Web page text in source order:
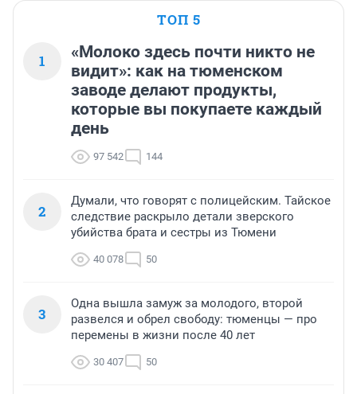
ТОП 5
1
«Молоко здесь почти никто не
видит»: как на тюменском
заводе делают продукты,
которые вы покупаете каждый
день
97 542 144
2
Думали, что говорят с полицейским. Тайское
следствие раскрыло детали зверского
убийства брата и сестры из Тюмени
40 078 50
3
Одна вышла замуж за молодого, второй
развелся и обрел свободу: тюменцы — про
перемены в жизни после 40 лет
30 407 50